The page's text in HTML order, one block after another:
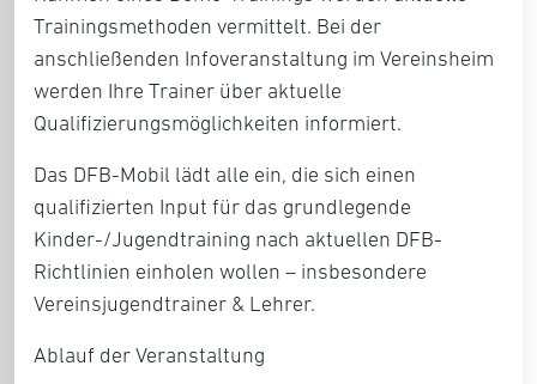
Trainingsmethoden vermittelt. Bei der
anschließenden Infoveranstaltung im Vereinsheim
werden Ihre Trainer über aktuelle
Qualifizierungsmöglichkeiten informiert.
Das DFB-Mobil lädt alle ein, die sich einen
qualifizierten Input für das grundlegende
Kinder-/Jugendtraining nach aktuellen DFB-
Richtlinien einholen wollen – insbesondere
Vereinsjugendtrainer & Lehrer.
Ablauf der Veranstaltung